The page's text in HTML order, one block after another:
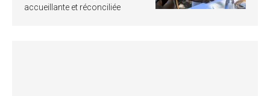
accueillante et réconciliée